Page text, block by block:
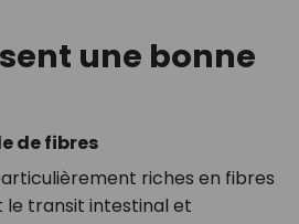
une bonne
de fibres
riches en fibres
le transit intestinal et